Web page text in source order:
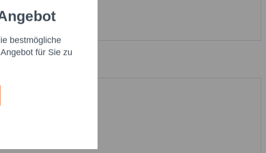
Aktiv
Aktiv
bestmögliche
für Sie zu